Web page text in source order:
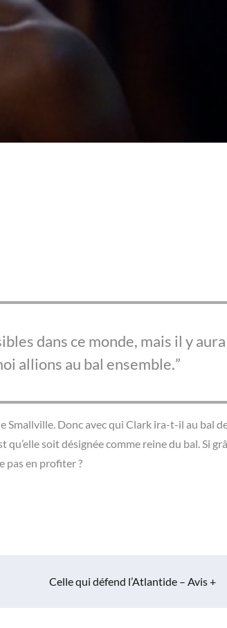
dans ce monde, mais il y aura
allions au bal ensemble.
Smallville. Donc avec qui Clark ira-t-il au bal
soit désignée comme reine du bal. Si
pas en profiter ?
Celle qui défend l’Atlantide – Avis +